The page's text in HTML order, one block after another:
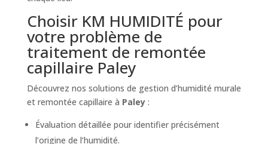
Choisir KM HUMIDITÉ pour
votre problème de
traitement de remontée
capillaire Paley
Découvrez nos solutions de gestion d’humidité murale
et remontée capillaire à Paley:
Évaluation détaillée pour identifier précisément
l’origine de l’humidité.